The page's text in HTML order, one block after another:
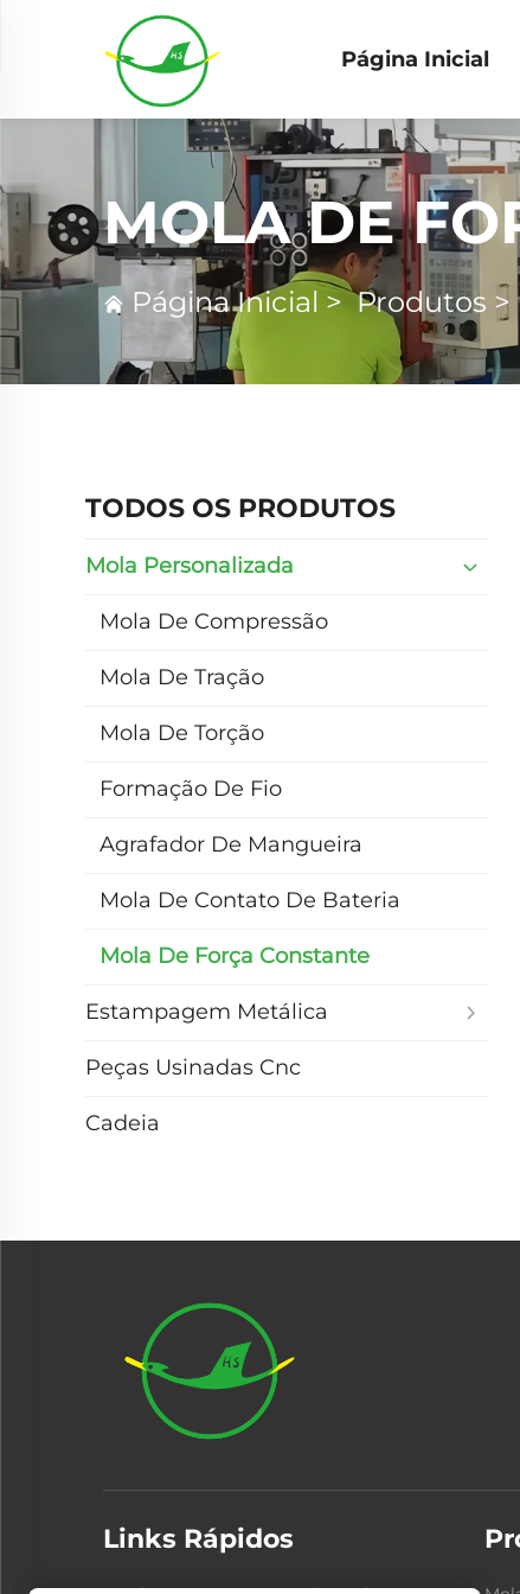
Página Inicial
MOLA DE
Página Inicial >Produtos
TODOS OS PRODUTOS
Mola Personalizada
Mola De Compressão
Mola De Tração
Mola De Torção
Formação De Fio
Agrafador De Mangueira
Mola De Contato De Bateria
Mola De Força Constante
Estampagem Metálica
Peças Usinadas Cnc
Cadeia
Links Rápidos